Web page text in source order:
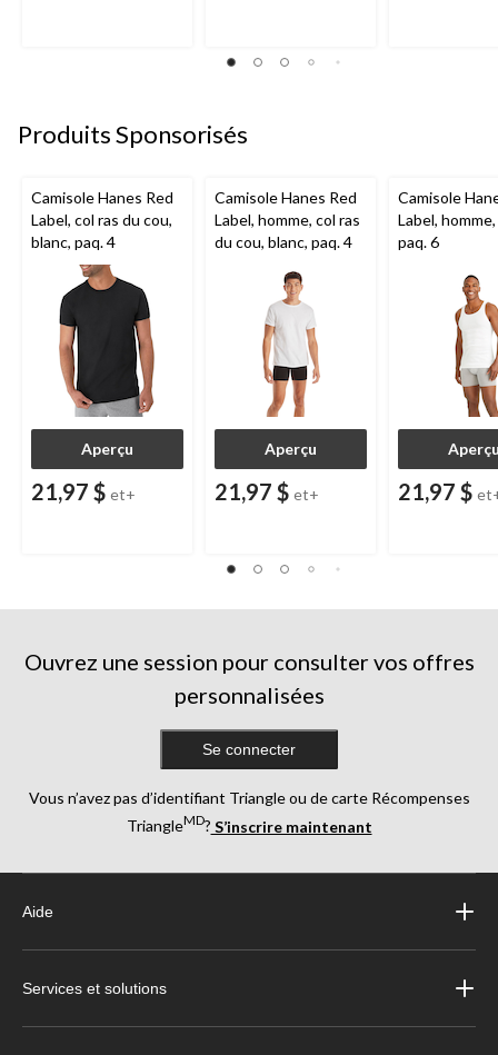
Produits Sponsorisés
Camisole Hanes Red
Label, col ras du cou,
blanc, paq. 4
Aperçu
21,97 $ et+
Camisole Hanes Red
Label, homme, col ras
du cou, blanc, paq. 4
Aperçu
21,97 $ et+
Camisole
Label,
paq. 6
21,97 $
Ouvrez une session pour consulter vos offres
personnalisées
Se connecter
Vous n’avez pas d’identifiant Triangle ou de carte Récompenses
TriangleMD? S’inscrire maintenant
Aide
Services et solutions